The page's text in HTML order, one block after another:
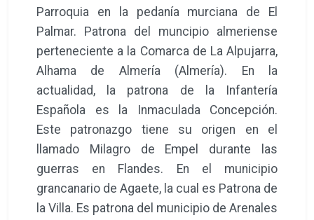
Parroquia en la pedanía murciana de El
Palmar. Patrona del muncipio almeriense
perteneciente a la Comarca de La Alpujarra,
Alhama de Almería (Almería). En la
actualidad, la patrona de la Infantería
Española es la Inmaculada Concepción.
Este patronazgo tiene su origen en el
llamado Milagro de Empel durante las
guerras en Flandes. En el municipio
grancanario de Agaete, la cual es Patrona de
la Villa. Es patrona del municipio de Arenales